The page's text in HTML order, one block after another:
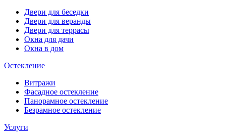
Двери для беседки
Двери для веранды
Двери для террасы
Окна для дачи
Окна в дом
Остекление
Витражи
Фасадное остекление
Панорамное остекление
Безрамное остекление
Услуги